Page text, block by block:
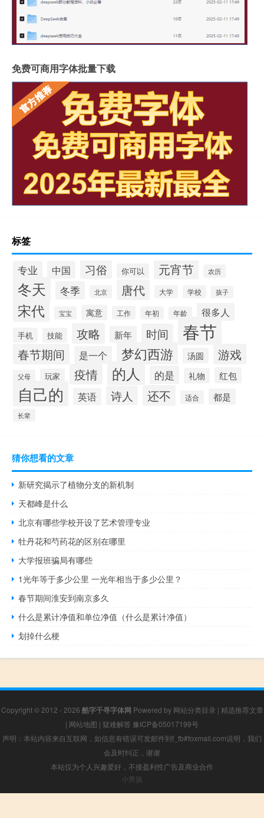
免费可商用字体批量下载
标签
专业 中国 习俗 你可以 元宵节 农历
冬天 冬季 北京 唐代 大学 学校 孩子
宋代 宝宝 寓意 工作 年初 年龄 很多人
手机 技能 攻略 新年 时间 春节
春节期间 是一个 梦幻西游 汤圆 游戏
父母 玩家 疫情 的人 的是 礼物 红包
自己的 英语 诗人 还不 适合 都是
长辈
猜你想看的文章
新研究揭示了植物分支的新机制
天都峰是什么
北京有哪些学校开设了艺术管理专业
牡丹花和芍药花的区别在哪里
大学报班骗局有哪些
1光年等于多少公里 一光年相当于多少公里？
春节期间淮安到南京多久
什么是累计净值和单位净值（什么是累计净值）
划掉什么梗
Copyright © 2012 - 2026 酷字千寻字体网 Powered by 网站分类目录 | 精选推荐文章
| 网站地图 | 疑难解答 豫ICP备05017199号
声明：本站内容来自互联网，如信息有错误可发邮件到f_fb#foxmail.com说明，我们
会及时纠正，谢谢
本站仅为个人兴趣爱好，不接盈利性广告及商业合作
小男孩